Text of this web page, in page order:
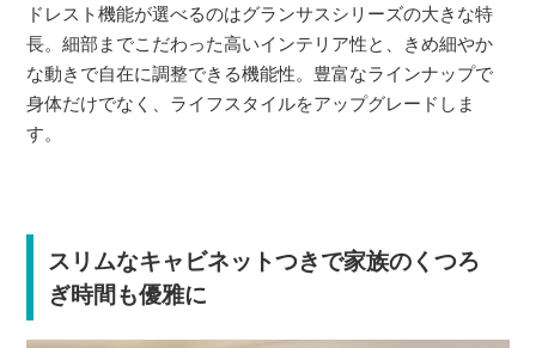
ドレスト機能が選べるのはグランサスシリーズの大きな特
長。細部までこだわった高いインテリア性と、きめ細やか
な動きで自在に調整できる機能性。豊富なラインナップで
身体だけでなく、ライフスタイルをアップグレードしま
す。
スリムなキャビネットつきで家族のくつろ
ぎ時間も優雅に